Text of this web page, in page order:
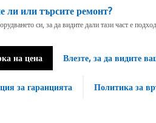
ли или търсите ремонт?
си, за да видите дали тази част е
на цена Влезте, за да видите
за гаранцията Политика за